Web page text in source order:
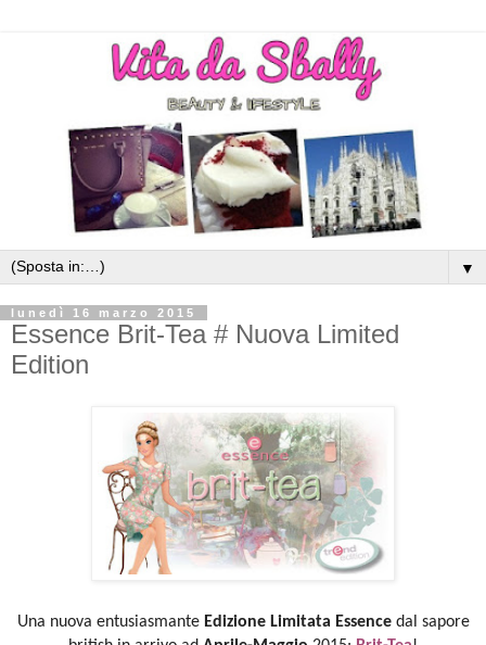
▼
lunedì 16 marzo 2015
Essence Brit-Tea # Nuova Limited
Edition
Una nuova entusiasmante Edizione Limitata Essencedal sapore